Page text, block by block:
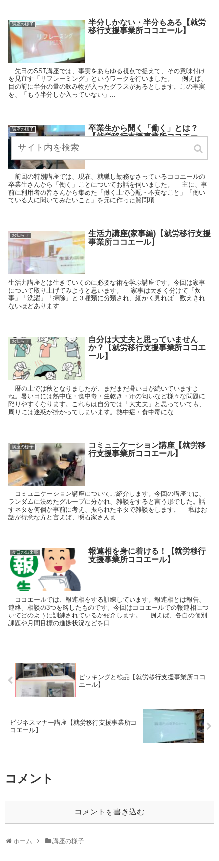
講座の様子
半分しかない・半分もある【就労
移行支援事業所ココエール】
先日のSST講座では、事実をあらゆる視点で捉えて、その意味付け
を見直す「リフレーミング」というワークを行いました。 例えば、
目の前に半分の量の飲み物が入ったグラスがあるとします。この事実
を、「もう半分しか入っていない」...
講座の様子
卒業生から聞く「働く」とは？
【就労移行支援事業所ココエー
前回の特別講座では、現在、就職し勤務なさっているココエールの
卒業生さんから「働く」ことについてお話を伺いました。 主に、事
前に利用者の皆さんから集めた「働く上で心配・不安なこと」「働い
ている人に聞いてみたいこと」を元に作った質問項...
お知らせ
生活力講座(家事編)【就労移行支援
事業所ココエール】
生活力講座とは生きていくのに必要な術を学ぶ講座です。今回は家事
について取り上げてみようと思います。 家事は大きく分けて「炊
事」「洗濯」「掃除」と３種類に分類され、細かく見れば、数えきれ
ないほどあります...
お知らせ
自分は大丈夫と思っていません
か？【就労移行支援事業所ココエ
ール】
暦の上では秋となりましたが、まだまだ暑い日が続いていますよ
ね。暑い日には熱中症・食中毒・生乾き・汗の匂いなど様々な問題に
陥りやすくなります。これらは自分では「大丈夫」と思っていても、
周りには迷惑が掛かってしまいます。熱中症・食中毒にな...
講座の様子
コミュニケーション講座【就労移
行支援事業所ココエール】
コミュニケーション講座についてご紹介します。今回の講座では、
ランダムに決めたグループに分かれ、雑談をすると言う形でした。話
すネタを何個か事前に考え、振られたネタで雑談をします。 私はお
話が得意な方と言えば、明石家さんま...
今日の出来事
報連相を身に着ける！【就労移行
支援事業所ココエール】
ココエールでは、報連相をする訓練しています。報連相とは報告、
連絡、相談の3つを略したものです。今回はココエールでの報連相につ
いてどのように訓練されているか紹介します。 例えば、各自の個別
課題や月間目標の進捗状況などを口...
ピッキングと検品【就労移行支援事業所ココ
エール】
ビジネスマナー講座【就労移行支援事業所コ
コエール】
コメント
コメントを書き込む
ホーム 講座の様子